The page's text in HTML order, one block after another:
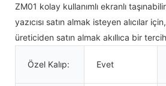
ZM01 kolay kullanımlı ekranlı
yazıcısı satın almak isteyen alıcılar
üreticiden satın almak akıllıca bir
Özel Kalıp: Evet